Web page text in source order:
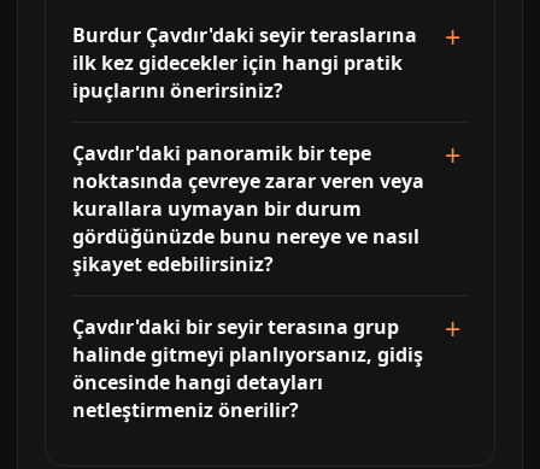
Burdur Çavdır'daki seyir teraslarına
ilk kez gidecekler için hangi pratik
ipuçlarını önerirsiniz?
Çavdır'daki panoramik bir tepe
noktasında çevreye zarar veren veya
kurallara uymayan bir durum
gördüğünüzde bunu nereye ve nasıl
şikayet edebilirsiniz?
Çavdır'daki bir seyir terasına grup
halinde gitmeyi planlıyorsanız, gidiş
öncesinde hangi detayları
netleştirmeniz önerilir?